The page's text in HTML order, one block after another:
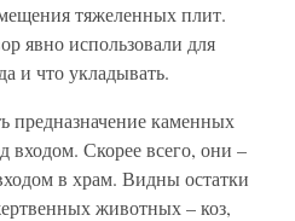
тяжеленных плит.
явно использовали для
и что укладывать.
предназначение каменных
входом. Скорее всего, они –
в храм. Видны остатки
животных – коз,